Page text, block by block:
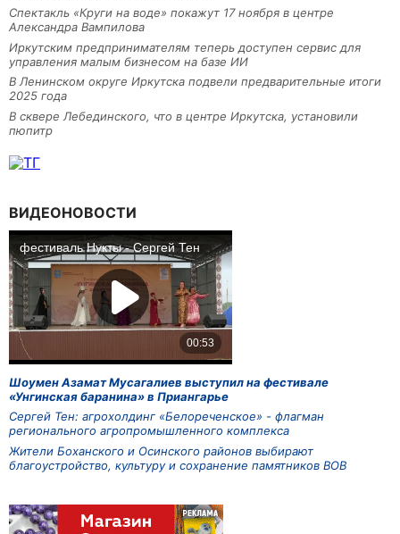
Спектакль «Круги на воде» покажут 17 ноября в центре
Александра Вампилова
Иркутским предпринимателям теперь доступен сервис для
управления малым бизнесом на базе ИИ
В Ленинском округе Иркутска подвели предварительные итоги
2025 года
В сквере Лебединского, что в центре Иркутска, установили
пюпитр
ВИДЕОНОВОСТИ
Шоумен Азамат Мусагалиев выступил на фестивале
«Унгинская баранина» в Приангарье
Сергей Тен: агрохолдинг «Белореченское» - флагман
регионального агропромышленного комплекса
Жители Боханского и Осинского районов выбирают
благоустройство, культуру и сохранение памятников ВОВ